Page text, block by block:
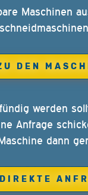
Maschinen
DEN
werden
Anfrage
dann
DIREKTE